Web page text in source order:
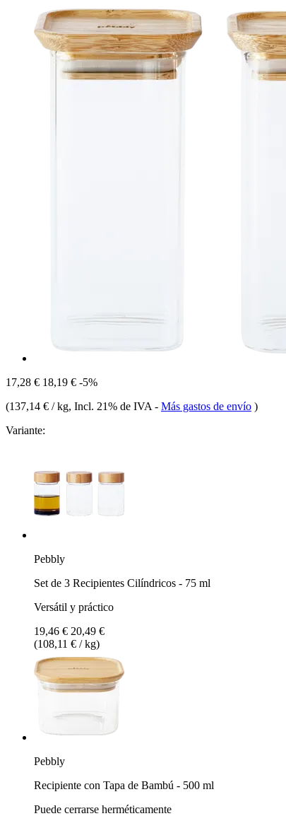
17,28 € 18,19 € -5%
(137,14 € / kg, Incl. 21% de IVA - Más gastos de envío )
Variante:
Pebbly
Set de 3 Recipientes Cilíndricos - 75 ml
Versátil y práctico
19,46 € 20,49 €
(108,11 € / kg)
Pebbly
Recipiente con Tapa de Bambú - 500 ml
Puede cerrarse herméticamente